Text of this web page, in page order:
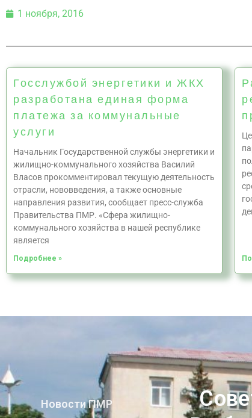
1 ноября, 2016
Госслужбой энергетики и ЖКХ
разработана единая форма
платежа за коммунальные
услуги
Начальник Государственной службы энергетики и
жилищно-коммунального хозяйства Василий
Власов прокомментировал текущую деятельность
отрасли, нововведения, а также основные
направления развития, сообщает пресс-служба
Правительства ПМР. «Сфера жилищно-
коммунального хозяйства в нашей республике
является
Подробнее »
Новости ПМР